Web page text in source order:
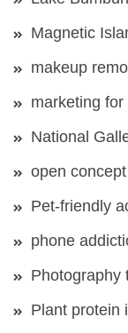
Magnetic
makeup
marketing
National
open
Pet-friendly
phone
Photography
Plant protein